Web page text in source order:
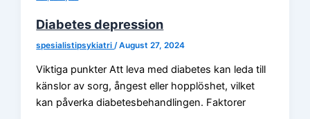
Diabetes depression
spesialistipsykiatri /August 27, 2024
Viktiga punkter Att leva med diabetes kan leda till
känslor av sorg, ångest eller hopplöshet, vilket
kan påverka diabetesbehandlingen. Faktorer